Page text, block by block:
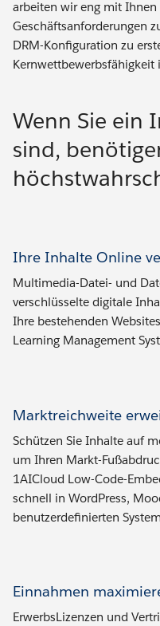
arbeiten wir eng mit
Geschäftsanforderungen
DRM-Konfiguration zu
Wenn Sie ein
sind,
Ihre Inhalte Online
Multimedia-Datei- und
verschlüsselte digitale
Ihre bestehenden
Learning Management
Marktreichweite
Schützen Sie Inhalte auf
um Ihren Markt-
1AICloud Low-Code-
schnell in WordPress,
benutzerdefinierten
Einnahmen
ErwerbsLizenzen und